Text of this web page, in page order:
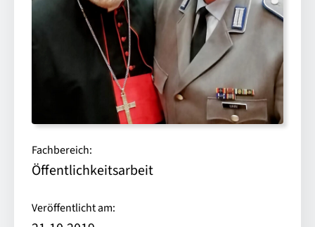
Fachbereich:
Öffentlichkeitsarbeit
Veröffentlicht am: